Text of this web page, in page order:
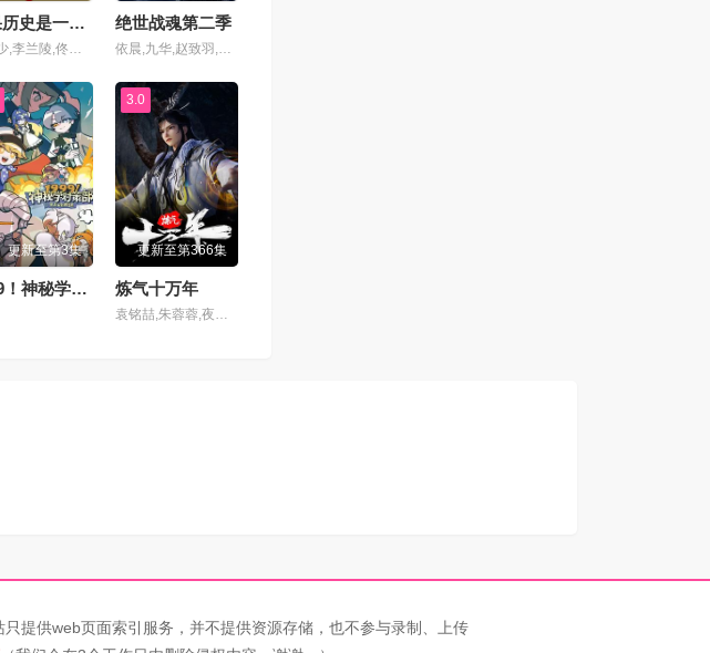
第92集
第100集
第104集
第108集
第112集
第132集
如果历史是一群喵第十三季
狐三少,李兰陵,佟心竹,刘明月,叶知秋,阎么么,常蓉珊,李轻扬,闫夜桥
绝世战魂第二季
依晨,九华,赵致羽,子兮,徐阿木,月半小铭,啸月,空目十一,宁冀荣,棒菜,朝闻,柳川鱼,背锅虫,墨不是,残月的枫影,子算,祈衍,孙九澳,小源,磊子,砂糖,粽子,景明
更新至第3集
1999！神秘学对策部英语
3.0
更新至第366集
炼气十万年
袁铭喆,朱蓉蓉,夜渡于野,孙睿扬,王曼诗,周侗,夏觅尘,孙熹鹤,张胡子,唐策,李翰林,闫子蔚,胡正健,叙白,家明,康潇文,三羊,易湫,梅媛菲,凃雄飞,羊羽先生
提供web页面索引服务，并不提供资源存储，也不参与录制、上传